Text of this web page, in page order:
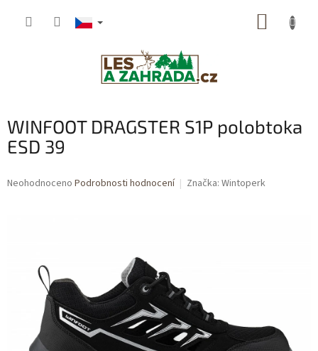
WINFOOT DRAGSTER S1P polobtoka
ESD 39
Průměrné
hvězdiček.
Neohodnoceno Podrobnosti hodnocení Značka: Wintoperk